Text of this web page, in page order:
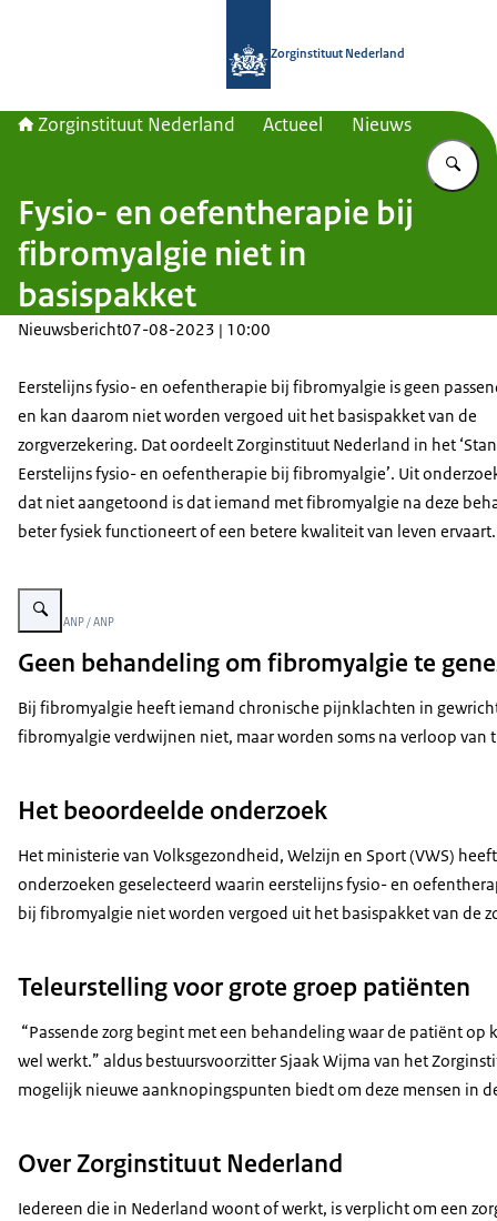
Zorginstituut Nederland
Zorginstituut Nederland Actueel Nieuws
Fysio- en oefentherapie bij
fibromyalgie niet in
basispakket
Nieuwsbericht07-08-2023 | 10:00
Eerstelijns fysio- en oefentherapie bij fibromyalgie is geen
en kan daarom niet worden vergoed uit het basispakket van de
zorgverzekering. Dat oordeelt Zorginstituut Nederland in het
Eerstelijns fysio- en oefentherapie bij fibromyalgie’. Uit
dat niet aangetoond is dat iemand met fibromyalgie na deze
beter fysiek functioneert of een betere kwaliteit van leven ervaart.
Vergroot afbeelding De foto toont twee oudere vrouwen die fietsen op een
Beeld: © ANP / ANP
Geen behandeling om fibromyalgie te
Bij fibromyalgie heeft iemand chronische pijnklachten in
fibromyalgie verdwijnen niet, maar worden soms na verloop
Het beoordeelde onderzoek
Het ministerie van Volksgezondheid, Welzijn en Sport (VWS)
onderzoeken geselecteerd waarin eerstelijns fysio- en
bij fibromyalgie niet worden vergoed uit het basispakket van de
Teleurstelling voor grote groep patiënten
“Passende zorg begint met een behandeling waar de patiënt
wel werkt.” aldus bestuursvoorzitter Sjaak Wijma van het
mogelijk nieuwe aanknopingspunten biedt om deze mensen in
Over Zorginstituut Nederland
Iedereen die in Nederland woont of werkt, is verplicht om een